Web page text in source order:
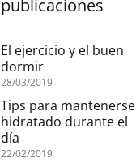
publicaciones
El ejercicio y el buen
dormir
28/03/2019
Tips para mantenerse
hidratado durante el
día
22/02/2019